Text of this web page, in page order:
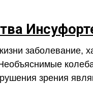
заболевание,
зрения